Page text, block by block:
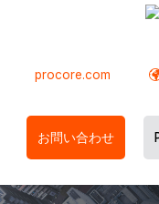
procore.com
お問い合わせ